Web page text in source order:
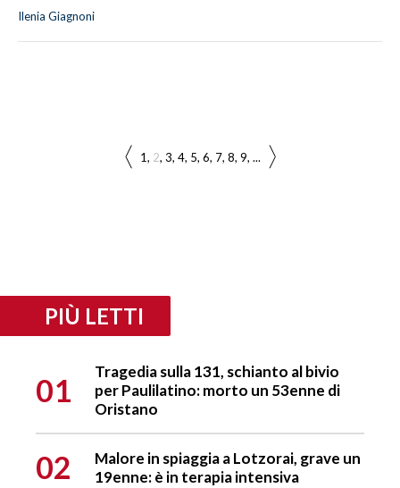
Ilenia Giagnoni
1 2 3 4 5 6 7 8 9 ...
PIÙ LETTI
01
Tragedia sulla 131, schianto al bivio
per Paulilatino: morto un 53enne di
Oristano
02
Malore in spiaggia a Lotzorai, grave un
19enne: è in terapia intensiva